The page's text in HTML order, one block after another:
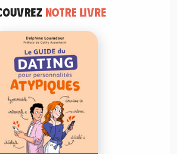
NOTRE LIVRE